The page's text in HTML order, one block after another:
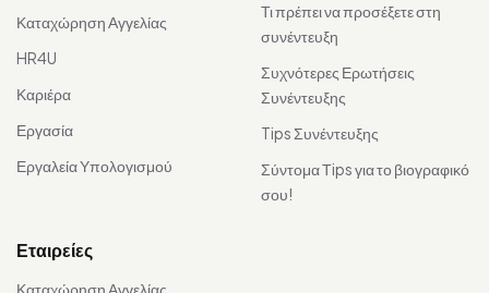
Καταχώρηση Αγγελίας
HR4U
Καριέρα
Εργασία
Εργαλεία Υπολογισμού
Τι πρέπει να προσέξετε στη
συνέντευξη
Συχνότερες Ερωτήσεις
Συνέντευξης
Tips Συνέντευξης
Σύντομα Τips για το βιογραφικό
σου!
Εταιρείες
Καταχώρηση Αγγελίας